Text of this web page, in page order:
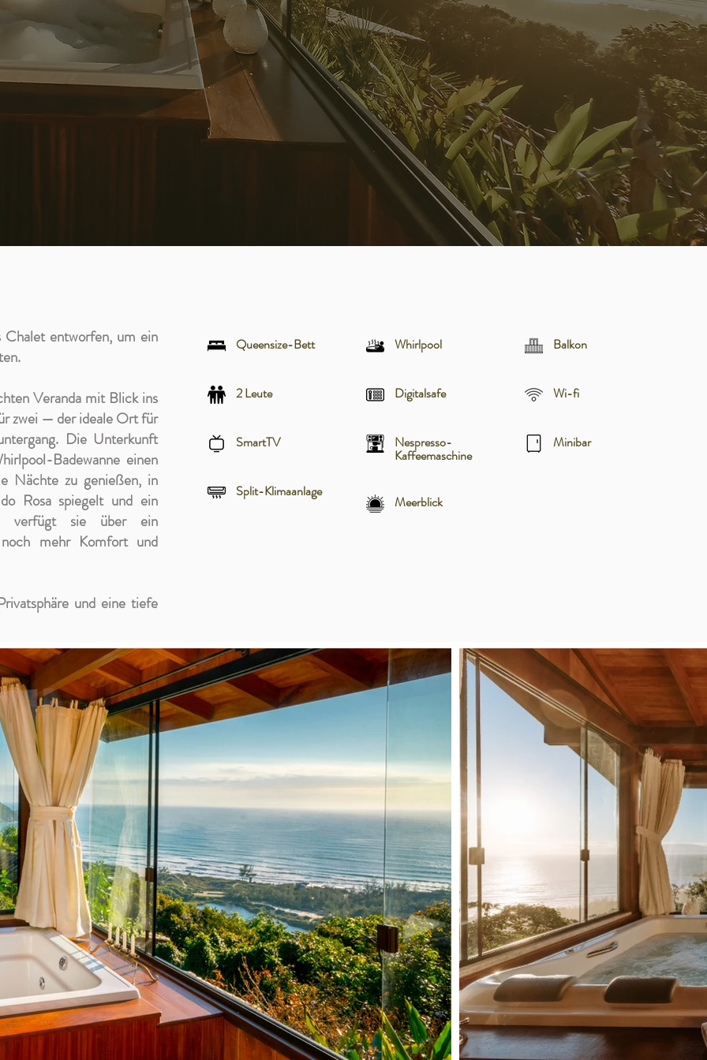
Chalet entworfen, um ein
Veranda mit Blick ins
zwei — der ideale Ort für
Die Unterkunft
Badewanne einen
Nächte zu genießen, in
Rosa spiegelt und ein
verfügt sie über ein
mehr Komfort und
und eine tiefe
Queensize-Bett
2 Leute
SmartTV
Split-Klimaanlage
Whirlpool
Digitalsafe
Nespresso-
Kaffeemaschine
Meerblick
Balkon
Wi-fi
Minibar